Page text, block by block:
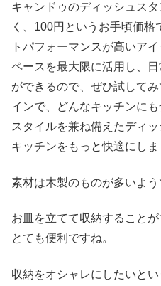
キャンドゥのディッシュス
く、100円というお手頃価
トパフォーマンスが高いア
ペースを最大限に活用し、
ができるので、ぜひ試して
インで、どんなキッチンに
スタイルを兼ね備えたディ
キッチンをもっと快適にしま
素材は木製のものが多いよう
お皿を立てて収納することが
とても便利ですね。
収納をオシャレにしたいと